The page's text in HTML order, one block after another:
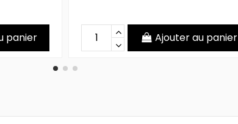
panier Ajouter au panier